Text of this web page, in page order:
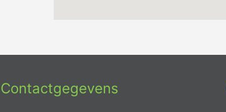
Contactgegevens